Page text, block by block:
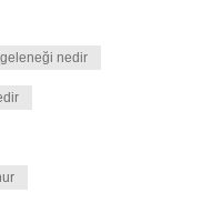
geleneği nedir